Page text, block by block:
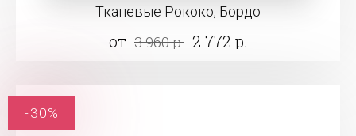
Тканевые Рококо, Бордо
от 3 960 р. 2 772 р.
-30%